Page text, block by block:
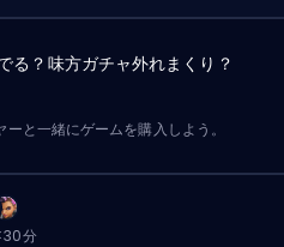
る？味方ガチャ外れまくり？
ーと一緒にゲームを購入しよう。
分